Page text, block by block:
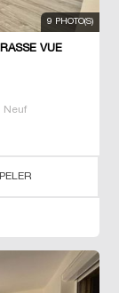
9 PHOTO(S)
VUE
Neuf